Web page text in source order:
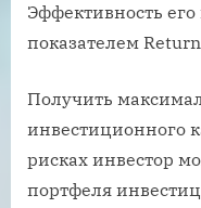
Эффективность
показателем
Получить
инвестиционного
рисках инвестор
портфеля